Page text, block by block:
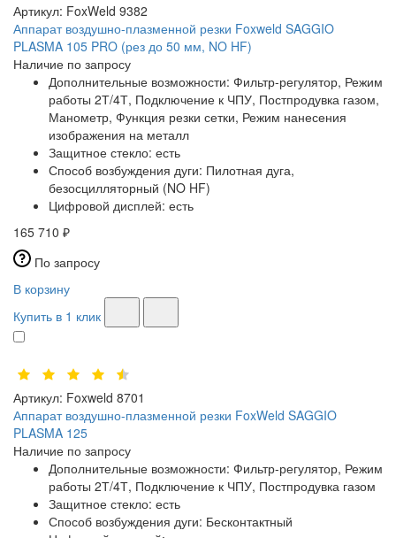
Артикул: FoxWeld 9382
Аппарат воздушно-плазменной резки Foxweld SAGGIO
PLASMA 105 PRO (рез до 50 мм, NO HF)
Наличие по запросу
Дополнительные возможности: Фильтр-регулятор, Режим
работы 2Т/4Т, Подключение к ЧПУ, Постпродувка газом,
Манометр, Функция резки сетки, Режим нанесения
изображения на металл
Защитное стекло: есть
Способ возбуждения дуги: Пилотная дуга,
безосцилляторный (NO HF)
Цифровой дисплей: есть
165 710 ₽
По запросу
В корзину
Купить в 1 клик
Артикул: Foxweld 8701
Аппарат воздушно-плазменной резки FoxWeld SAGGIO
PLASMA 125
Наличие по запросу
Дополнительные возможности: Фильтр-регулятор, Режим
работы 2Т/4Т, Подключение к ЧПУ, Постпродувка газом
Защитное стекло: есть
Способ возбуждения дуги: Бесконтактный